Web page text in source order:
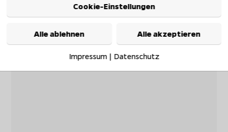
Cookie-Einstellungen
Alle ablehnen Alle akzeptieren
Impressum| Datenschutz